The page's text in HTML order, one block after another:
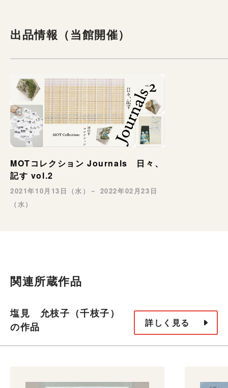
出品情報（当館開催）
MOTコレクション Journals 日々、
記す vol.2
2021年10月13日（水）－ 2022年02月23日
（水）
関連所蔵作品
塩見 允枝子（千枝子）
の作品
詳しく見る